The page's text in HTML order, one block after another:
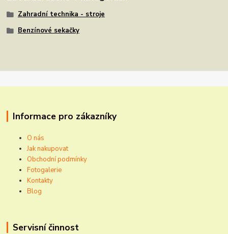
Zahradní technika - stroje
Benzínové sekačky
Informace pro zákazníky
O nás
Jak nakupovat
Obchodní podmínky
Fotogalerie
Kontakty
Blog
Servisní činnost